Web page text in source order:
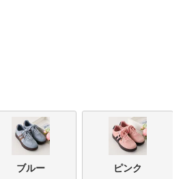
ブルー ピンク